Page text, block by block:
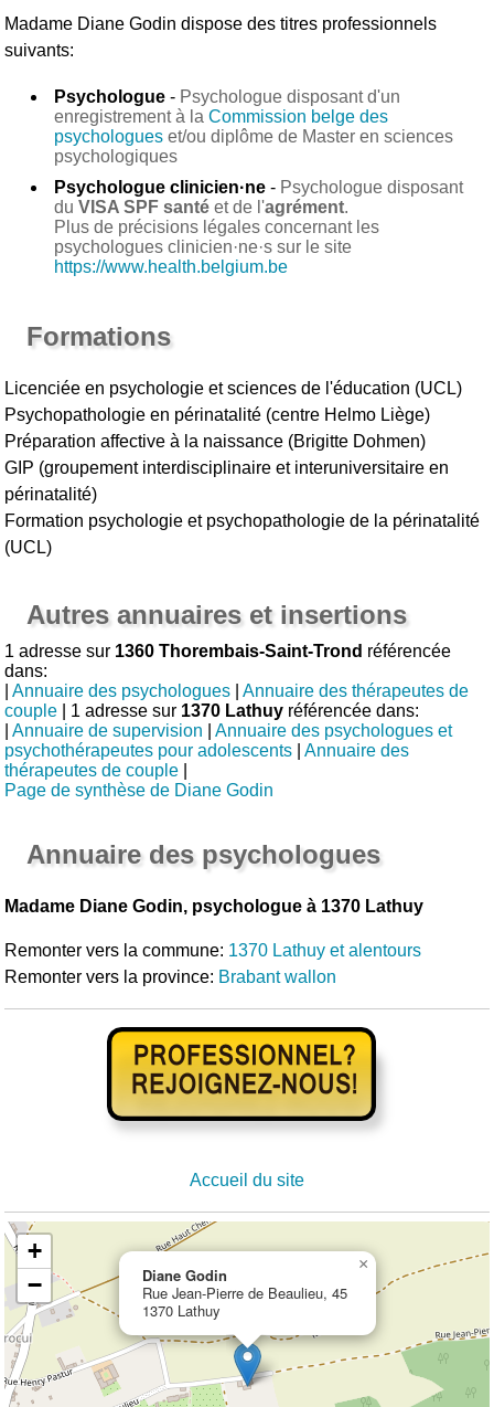
Madame Diane Godin dispose des titres professionnels
suivants:
Psychologue - Psychologue disposant d'un
enregistrement à laCommission belge des
psychologues et/ou diplôme de Master en sciences
psychologiques
Psychologue clinicien·ne - Psychologue disposant
duVISA SPF santé et de l'agrément.
Plus de précisions légales concernant les
psychologues clinicien·ne·s sur le site
https://www.health.belgium.be
Formations
Licenciée en psychologie et sciences de l'éducation (UCL)
Psychopathologie en périnatalité (centre Helmo Liège)
Préparation affective à la naissance (Brigitte Dohmen)
GIP (groupement interdisciplinaire et interuniversitaire en
périnatalité)
Formation psychologie et psychopathologie de la périnatalité
(UCL)
Autres annuaires et insertions
1 adresse sur 1360 Thorembais-Saint-Trond référencée
dans:
|Annuaire des psychologues |Annuaire des thérapeutes de
couple | 1 adresse sur 1370 Lathuy référencée dans:
|Annuaire de supervision |Annuaire des psychologues et
psychothérapeutes pour adolescents |Annuaire des
thérapeutes de couple
Page de synthèse de Diane Godin
Annuaire des psychologues
Madame Diane Godin, psychologue à 1370 Lathuy
Remonter vers la commune: 1370 Lathuy et alentours
Remonter vers la province: Brabant wallon
Accueil du site
Diane Godin
Rue Jean-Pierre de Beaulieu, 45
1370 Lathuy
×
+
−